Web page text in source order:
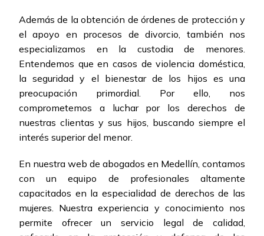
Además de la obtención de órdenes de protección y
el apoyo en procesos de divorcio, también nos
especializamos en la custodia de menores.
Entendemos que en casos de violencia doméstica,
la seguridad y el bienestar de los hijos es una
preocupación primordial. Por ello, nos
comprometemos a luchar por los derechos de
nuestras clientas y sus hijos, buscando siempre el
interés superior del menor.
En nuestra web de abogados en Medellín, contamos
con un equipo de profesionales altamente
capacitados en la especialidad de derechos de las
mujeres. Nuestra experiencia y conocimiento nos
permite ofrecer un servicio legal de calidad,